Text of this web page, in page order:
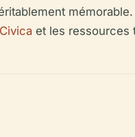
et les ressources